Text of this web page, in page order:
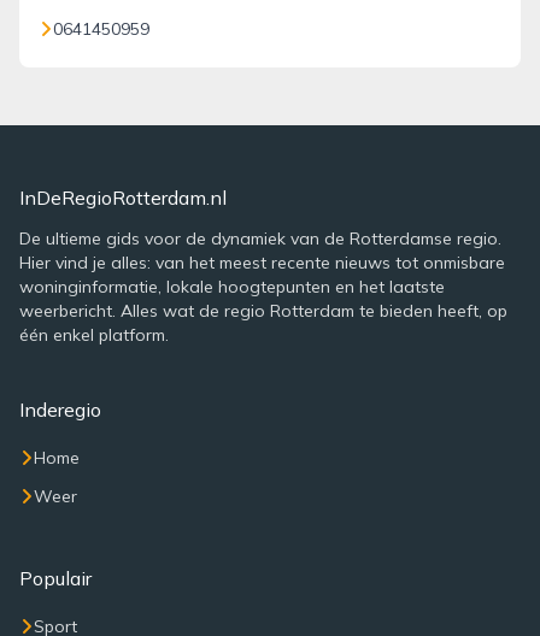
0641450959
InDeRegioRotterdam.nl
De ultieme gids voor de dynamiek van de Rotterdamse regio.
Hier vind je alles: van het meest recente nieuws tot onmisbare
woninginformatie, lokale hoogtepunten en het laatste
weerbericht. Alles wat de regio Rotterdam te bieden heeft, op
één enkel platform.
Inderegio
Home
Weer
Populair
Sport